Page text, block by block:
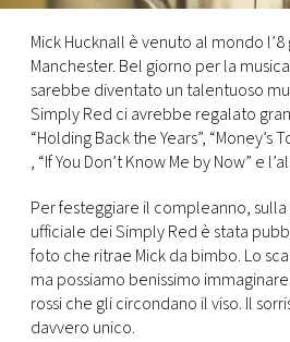
MONACO
RMC
CONSIGLIA
Mick Hucknall è venuto al mondo
Manchester. Bel giorno per la
sarebbe diventato un talentuoso
Simply Red ci avrebbe regalato
“Holding Back the Years”, “Money’s
, “If You Don’t Know Me by Now” e
Per festeggiare il compleanno, sulla
ufficiale dei Simply Red è stata
foto che ritrae Mick da bimbo. Lo
ma possiamo benissimo
rossi che gli circondano il viso. Il
davvero unico.